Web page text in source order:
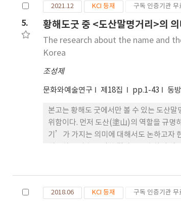
인 무절제와 격동성, 이탈적인 엇지름, 임
켰다고 볼 수 있다. 판소리의 미학적 성격
고 외면하여 온 무속의 속성은 추후 한국
5.
2021.12 KCI 등재 구독 인증기관
황해도굿 중 <도산말명거리>의
The research about the name and
Korea
조성제
문화와예술연구 제18집 pp.1-43 동
본고는 황해도 굿에서만 볼 수 있는 도산
위함이다. 먼저 도산(塗山)의 역할을 규명
기’가 가지는 의미에 대해서도 논하고자
백제도와 몽골의 쿠릴타이 제도로 발전하
적 재담은 단순히 음담패설을 늘어놓는 것
2018.06 KCI 등재 구독 인증기관